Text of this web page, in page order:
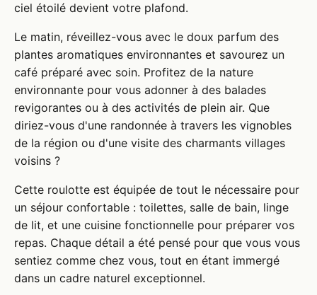
ciel étoilé devient votre plafond.
Le matin, réveillez-vous avec le doux parfum des
plantes aromatiques environnantes et savourez un
café préparé avec soin. Profitez de la nature
environnante pour vous adonner à des balades
revigorantes ou à des activités de plein air. Que
diriez-vous d'une randonnée à travers les vignobles
de la région ou d'une visite des charmants villages
voisins ?
Cette roulotte est équipée de tout le nécessaire pour
un séjour confortable : toilettes, salle de bain, linge
de lit, et une cuisine fonctionnelle pour préparer vos
repas. Chaque détail a été pensé pour que vous vous
sentiez comme chez vous, tout en étant immergé
dans un cadre naturel exceptionnel.